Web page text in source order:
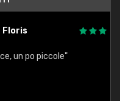
piccole"